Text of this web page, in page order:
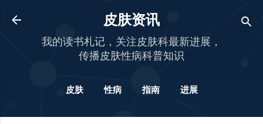
跳至主要内容
皮肤资讯
我的读书札记，关注皮肤科最新进展，
传播皮肤性病科普知识
皮肤 性病 指南 进展